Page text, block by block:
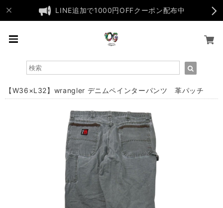
LINE追加で1000円OFFクーポン配布中
【W36×L32】wrangler デニムペインターパンツ 革パッチ